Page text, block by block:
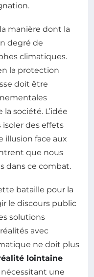
manière dont la
degré de
climatiques.
la protection
doit être
société. L’idée
des effets
illusion face aux
que nous
dans ce combat.
bataille pour la
le discours public
solutions
avec
ne doit plus
lointaine
une